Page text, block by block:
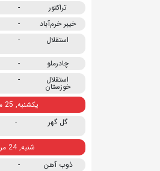
تراکتور
-
خیبر خرم‌آباد
-
استقلال
-
چادرملو -
استقلال
خوزستان
-
یکشنبه, 25 مرداد
گل گهر
-
شنبه, 24 مرداد
ذوب آهن
-